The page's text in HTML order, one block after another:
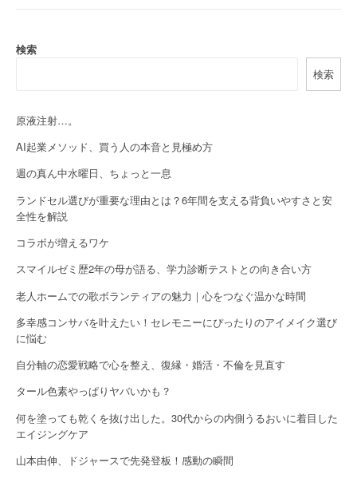
a
i
g
a
t
i
o
n
検索
検索
原液注射…。
AI起業メソッド、買う人の本音と見極め方
週の真ん中水曜日、ちょっと一息
ランドセル選びが重要な理由とは？6年間を支える背負いやすさと安
全性を解説
コラボが増えるワケ
スマイルゼミ歴2年の母が語る、学力診断テストとの向き合い方
老人ホームでの歌ボランティアの魅力｜心をつなぐ温かな時間
多幸感コンサバを叶えたい！セレモニーにぴったりのアイメイク選び
に悩む
自分軸の恋愛戦略で心を整え、復縁・婚活・不倫を見直す
タール色素やっぱりヤバいかも？
何を塗っても乾くを抜け出した。30代からの内側うるおいに着目した
エイジングケア
山本由伸、ドジャースで先発登板！感動の瞬間